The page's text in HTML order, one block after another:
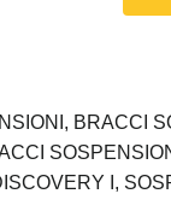
BRACCI
I,